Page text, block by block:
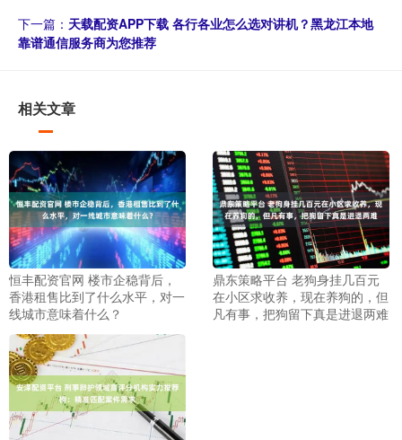
下一篇： 天载配资APP下载 各行各业怎么选对讲机？黑龙江本地
靠谱通信服务商为您推荐
相关文章
恒丰配资官网 楼市企稳背后，
香港租售比到了什么水平，对一
线城市意味着什么？
鼎东策略平台 老狗身挂几百元
在小区求收养，现在养狗的，但
凡有事，把狗留下真是进退两难